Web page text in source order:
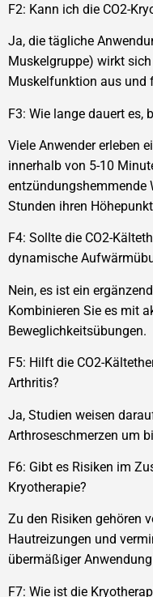
F2: Kann ich die CO2-
Ja, die tägliche
Muskelgruppe) wirkt
Muskelfunktion aus und
F3: Wie lange dauert es,
Viele Anwender erleben
innerhalb von 5-10
entzündungshemmende
Stunden ihren
F4: Sollte die CO2-
dynamische
Nein, es ist ein
Kombinieren Sie es mit
Beweglichkeitsübungen.
F5: Hilft die CO2-
Arthritis?
Ja, Studien weisen
Arthroseschmerzen um
F6: Gibt es Risiken im
Kryotherapie?
Zu den Risiken gehören
Hautreizungen und
übermäßiger
F7: Wie ist die